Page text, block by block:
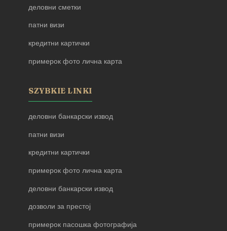
деловни сметки
патни визи
кредитни картички
примерок фото лична карта
SZYBKIE LINKI
деловни банкарски извод
патни визи
кредитни картички
примерок фото лична карта
деловни банкарски извод
дозволи за престој
примерок пасошка фотографија